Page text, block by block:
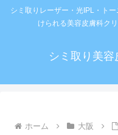
シミ取りレーザー・光IPL・ト
けられる美容皮膚科ク
シミ取り美容
ホーム 大阪